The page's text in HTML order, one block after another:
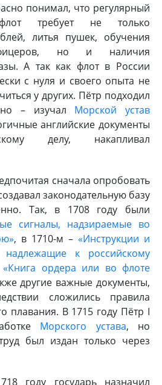
понимал, что регулярный
требует не только
литья пушек, обучения
но и наличия
А так как флот в России
с нуля и своего опыта не
у других. Пётр подходил
– изучал Морской устав
английские документы
делу, накапливал
сначала опробовать
законодательную базу
Так, в 1708 году были
сигналы, надзираемые во
, в 1710-м – «Инструкции и
к российскому
«Книга ордера или во флоте
другие важные документы,
сложились правила
плавания. В 1715 году Пётр I
Морского устава, но
был издан только через
году государь назначил